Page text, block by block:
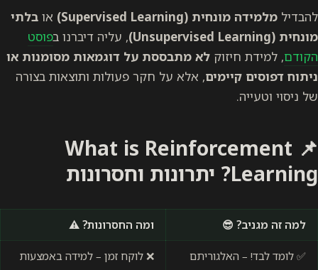
להבדיל מלמידה מונחית (Supervised Learning) או בלתי
מונחית (Unsupervised Learning)
, עליה דיברנו בפוסט
הקודם, למידת חיזוק לא מתבססת על דוגמאות מסומנות או
ניתוח דפוסים קיימים, אלא על חקר פעולות ותוצאות בצורה
של ניסוי וטעייה.
📌 What is Reinforcement
Learning? יתרונות וחסרונות
למה זה מגניב? 😎 ומה החסרונות? ⚠️
✅ לומד לבד! – האלגוריתם
❌ לוקח זמן – למידה באמצעות